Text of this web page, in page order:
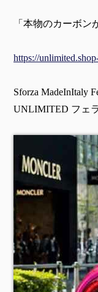
「本物のカーボン
https://
Sforza MadeInItaly
UNLIMITED フェ